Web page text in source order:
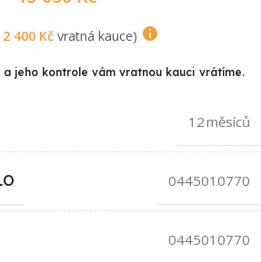
2 400 Kčvratná kauce)
jeho kontrole vám vratnou kauci vrátíme.
12 měsíců
0445010770
0445010770